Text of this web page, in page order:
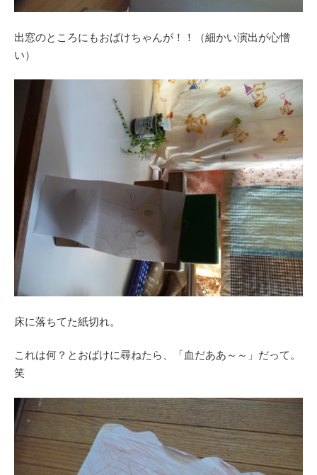
出窓のところにもおばけちゃんが！！（細かい演出が心憎
い）
床に落ちてた紙切れ。
これは何？とおばけに尋ねたら、「血だああ～～」だって。
笑